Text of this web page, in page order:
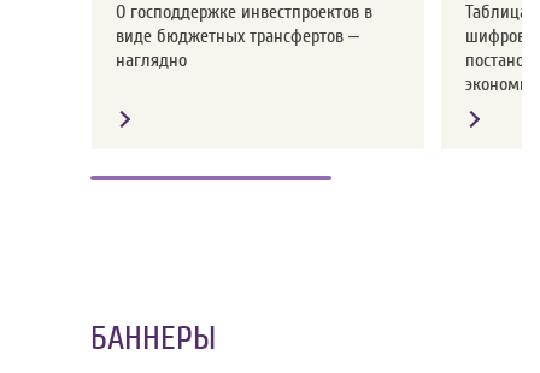
О господдержке инвестпроектов в
виде бюджетных трансфертов –
наглядно
Таблица
шифров
БАННЕРЫ